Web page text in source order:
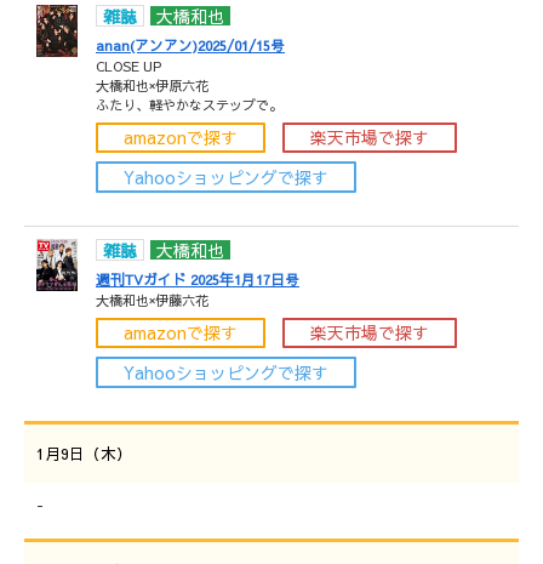
雑誌 大橋和也
anan(アンアン)2025/01/15号
CLOSE UP
大橋和也×伊原六花
ふたり、軽やかなステップで。
amazonで探す
楽天市場で探す
Yahooショッピングで探す
雑誌 大橋和也
週刊TVガイド 2025年1月17日号
大橋和也×伊藤六花
amazonで探す
楽天市場で探す
Yahooショッピングで探す
1月9日（木）
-